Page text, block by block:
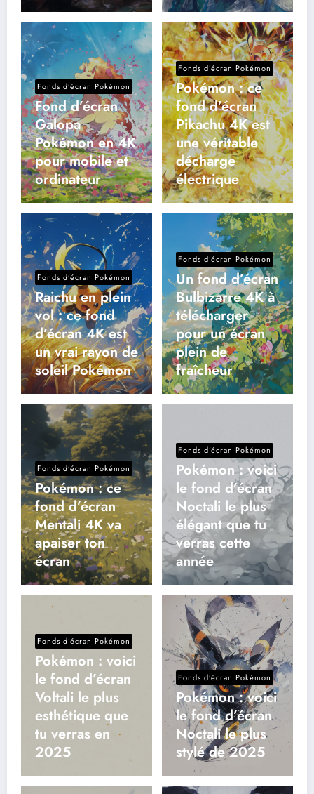
Fonds d’écran Pokémon
Fond d’écran
Galopa
Pokémon en 4K
pour mobile et
ordinateur
Fonds d’écran Pokémon
Pokémon : ce
fond d’écran
Pikachu 4K est
une véritable
décharge
électrique
Fonds d’écran Pokémon
Raichu en plein
vol : ce fond
d’écran 4K est
un vrai rayon de
soleil Pokémon
Fonds d’écran Pokémon
Un fond d’écran
Bulbizarre 4K à
télécharger
pour un écran
plein de
fraîcheur
Fonds d’écran Pokémon
Pokémon : ce
fond d’écran
Mentali 4K va
apaiser ton
écran
Fonds d’écran Pokémon
Pokémon : voici
le fond d’écran
Noctali le plus
élégant que tu
verras cette
année
Fonds d’écran Pokémon
Pokémon : voici
le fond d’écran
Voltali le plus
esthétique que
tu verras en
2025
Fonds d’écran Pokémon
Pokémon : voici
le fond d’écran
Noctali le plus
stylé de 2025